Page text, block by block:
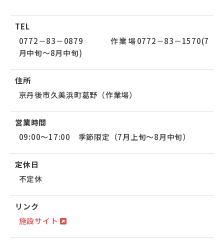
TEL
0772－83－0879 作業場0772－83－1570(7
月中旬～8月中旬)
住所
京丹後市久美浜町葛野（作業場）
営業時間
09:00～17:00 季節限定（7月上旬～8月中旬）
定休日
不定休
リンク
施設サイト